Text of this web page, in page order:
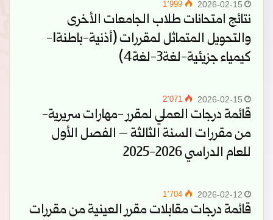
2026-02-15
نتائج امتحانات طلاب الجامعات الأخرى
والتحويل المتماثل لمقررات (أذنية-باطنة1-
كيمياء جزيئية-لغة3-لغة4)
2026-02-15
قائمة درجات العملي لمقرر -مهارات سريرية-
من مقررات السنة الثالثة – الفصل الأول
للعام الدراسي 2026-2025
2026-02-12
قائمة درجات مقابلات مقرر العينية من مقررات